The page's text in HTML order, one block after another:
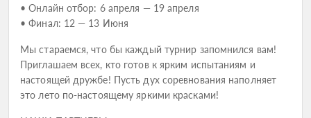
• Онлайн отбор: 6 апреля — 19 апреля
• Финал: 12 — 13 Июня
Мы стараемся, что бы каждый турнир запомнился вам!
Приглашаем всех, кто готов к ярким испытаниям и
настоящей дружбе! Пусть дух соревнования наполняет
это лето по-настоящему яркими красками!